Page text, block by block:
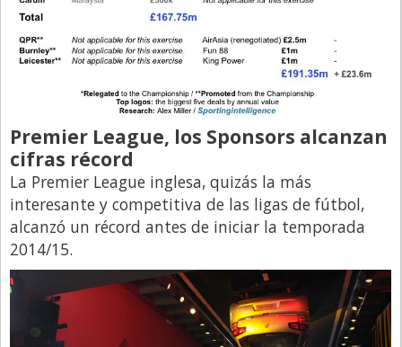
Sociedad
Tecnología
Premier League, los Sponsors alcanzan
cifras récord
La Premier League inglesa, quizás la más
interesante y competitiva de las ligas de fútbol,
alcanzó un récord antes de iniciar la temporada
2014/15.